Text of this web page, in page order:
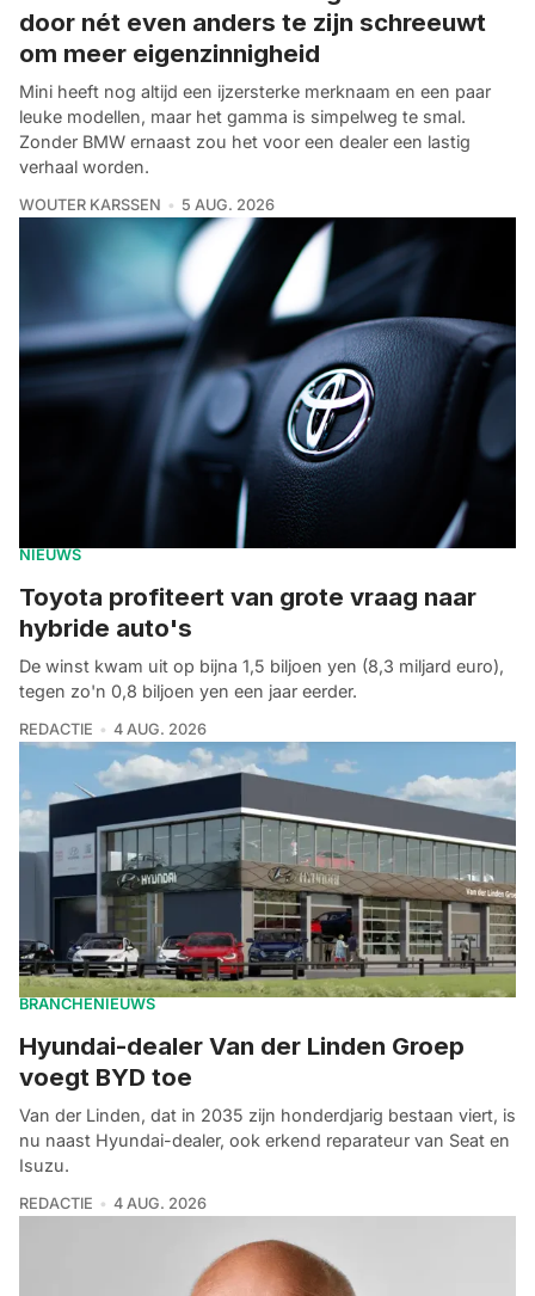
door nét even anders te zijn schreeuwt
om meer eigenzinnigheid
Mini heeft nog altijd een ijzersterke merknaam en een paar
leuke modellen, maar het gamma is simpelweg te smal.
Zonder BMW ernaast zou het voor een dealer een lastig
verhaal worden.
WOUTER KARSSEN 5 AUG. 2026
NIEUWS
Toyota profiteert van grote vraag naar
hybride auto's
De winst kwam uit op bijna 1,5 biljoen yen (8,3 miljard euro),
tegen zo'n 0,8 biljoen yen een jaar eerder.
REDACTIE 4 AUG. 2026
BRANCHENIEUWS
Hyundai-dealer Van der Linden Groep
voegt BYD toe
Van der Linden, dat in 2035 zijn honderdjarig bestaan viert, is
nu naast Hyundai-dealer, ook erkend reparateur van Seat en
Isuzu.
REDACTIE 4 AUG. 2026